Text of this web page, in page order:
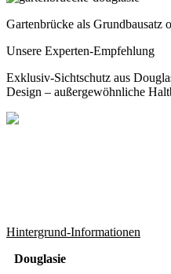
Gartenbrücke als Grundbausatz
Unsere Experten-Empfehlung
Exklusiv-Sichtschutz aus
Design – außergewöhnliche
Hintergrund-Informationen
Douglasie